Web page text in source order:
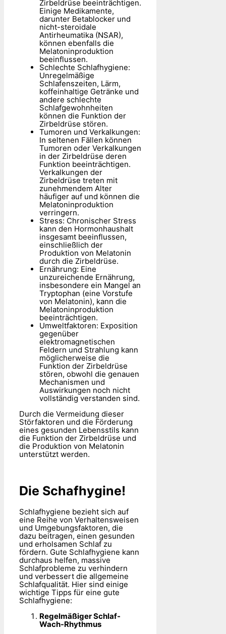
Zirbeldrüse beeinträchtigen.
Einige Medikamente,
darunter Betablocker und
nicht-steroidale
Antirheumatika (NSAR),
können ebenfalls die
Melatoninproduktion
beeinflussen.
Schlechte Schlafhygiene:
Unregelmäßige
Schlafenszeiten, Lärm,
koffeinhaltige Getränke und
andere schlechte
Schlafgewohnheiten
können die Funktion der
Zirbeldrüse stören.
Tumoren und Verkalkungen:
In seltenen Fällen können
Tumoren oder Verkalkungen
in der Zirbeldrüse deren
Funktion beeinträchtigen.
Verkalkungen der
Zirbeldrüse treten mit
zunehmendem Alter
häufiger auf und können die
Melatoninproduktion
verringern.
Stress: Chronischer Stress
kann den Hormonhaushalt
insgesamt beeinflussen,
einschließlich der
Produktion von Melatonin
durch die Zirbeldrüse.
Ernährung: Eine
unzureichende Ernährung,
insbesondere ein Mangel an
Tryptophan (eine Vorstufe
von Melatonin), kann die
Melatoninproduktion
beeinträchtigen.
Umweltfaktoren: Exposition
gegenüber
elektromagnetischen
Feldern und Strahlung kann
möglicherweise die
Funktion der Zirbeldrüse
stören, obwohl die genauen
Mechanismen und
Auswirkungen noch nicht
vollständig verstanden sind.
Durch die Vermeidung dieser
Störfaktoren und die Förderung
eines gesunden Lebensstils kann
die Funktion der Zirbeldrüse und
die Produktion von Melatonin
unterstützt werden.
Die Schafhygine!
Schlafhygiene bezieht sich auf
eine Reihe von Verhaltensweisen
und Umgebungsfaktoren, die
dazu beitragen, einen gesunden
und erholsamen Schlaf zu
fördern. Gute Schlafhygiene kann
durchaus helfen, massive
Schlafprobleme zu verhindern
und verbessert die allgemeine
Schlafqualität. Hier sind einige
wichtige Tipps für eine gute
Schlafhygiene:
Regelmäßiger Schlaf-
Wach-Rhythmus